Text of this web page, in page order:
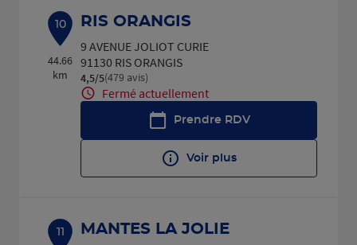
10
44.66
km
RIS ORANGIS
9 AVENUE JOLIOT CURIE
91130 RIS ORANGIS
4,5/5Note de 4.5 sur 5
(479 avis)
Fermé actuellement
Prendre RDV
Voir plus
11
MANTES LA JOLIE